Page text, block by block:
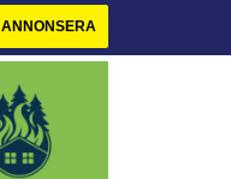
ANNONSERA